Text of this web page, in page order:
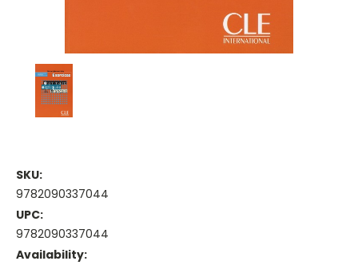
SKU:
9782090337044
UPC:
9782090337044
Availability: